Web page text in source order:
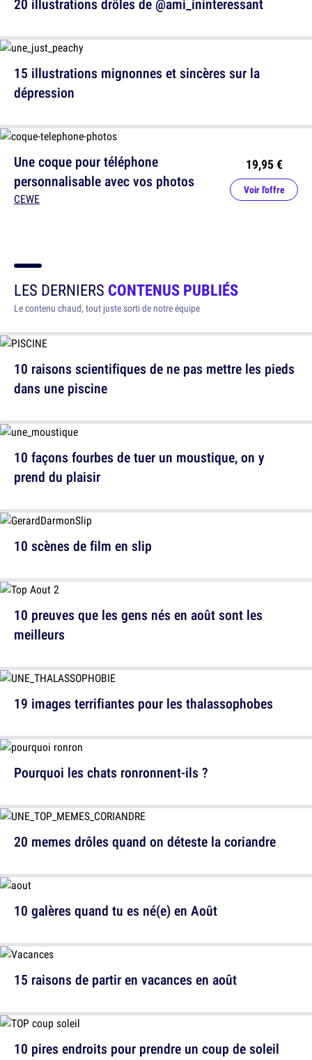
20 illustrations drôles de @ami_ininteressant
Une coque pour téléphone
personnalisable avec vos photos
CEWE
19,95 €
Voir l'offre
15 illustrations mignonnes et sincères sur la
dépression
LES DERNIERS CONTENUS PUBLIÉS
Le contenu chaud, tout juste sorti de notre équipe
10 raisons scientifiques de ne pas mettre les pieds
dans une piscine
10 scènes de film en slip
19 images terrifiantes pour les thalassophobes
20 memes drôles quand on déteste la coriandre
15 raisons de partir en vacances en août
10 façons fourbes de tuer un moustique, on y
prend du plaisir
10 preuves que les gens nés en août sont les
meilleurs
Pourquoi les chats ronronnent-ils ?
10 galères quand tu es né(e) en Août
10 pires endroits pour prendre un coup de soleil